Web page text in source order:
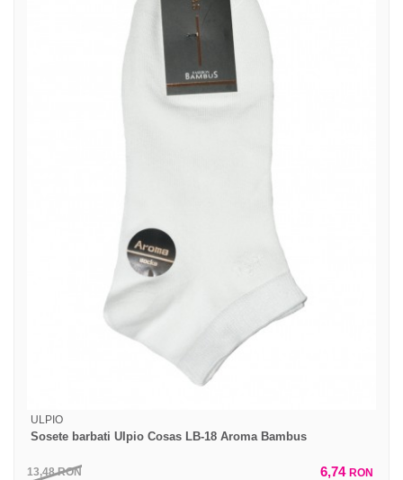
ULPIO
Sosete barbati Ulpio Cosas LB-18 Aroma Bambus
13,48RON 6,74 RON